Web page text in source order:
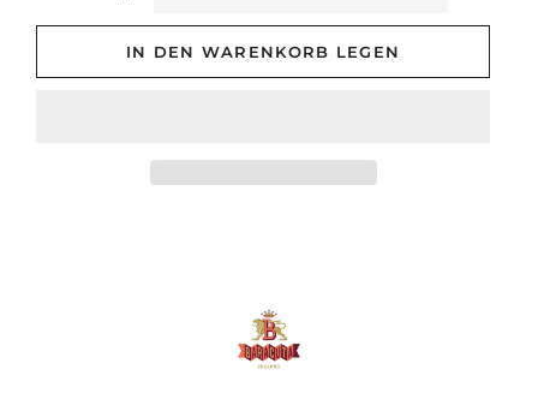
IN DEN WARENKORB LEGEN